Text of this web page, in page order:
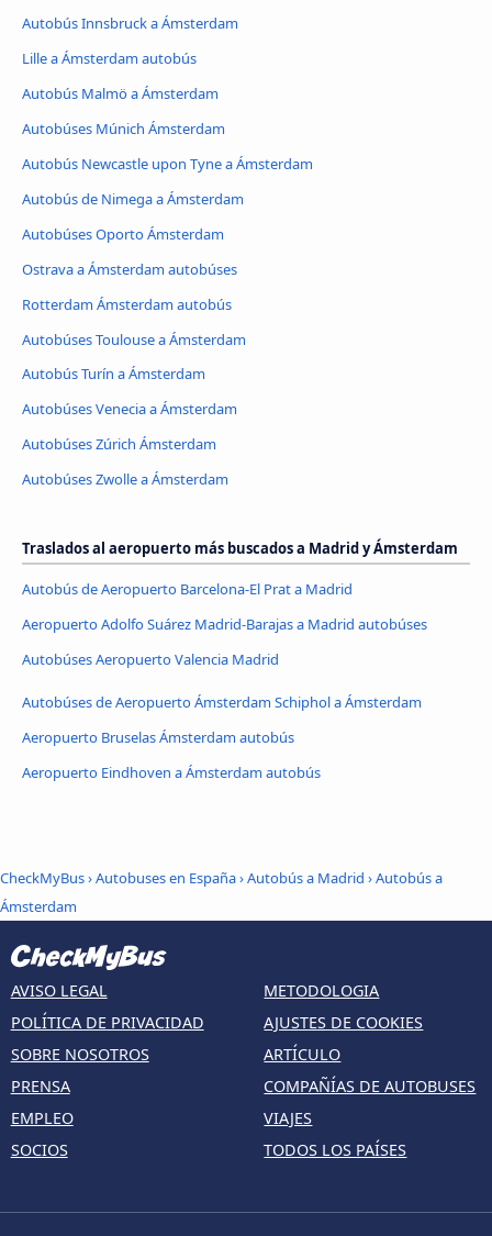
Autobús Innsbruck a Ámsterdam
Lille a Ámsterdam autobús
Autobús Malmö a Ámsterdam
Autobúses Múnich Ámsterdam
Autobús Newcastle upon Tyne a Ámsterdam
Autobús de Nimega a Ámsterdam
Autobúses Oporto Ámsterdam
Ostrava a Ámsterdam autobúses
Rotterdam Ámsterdam autobús
Autobúses Toulouse a Ámsterdam
Autobús Turín a Ámsterdam
Autobúses Venecia a Ámsterdam
Autobúses Zúrich Ámsterdam
Autobúses Zwolle a Ámsterdam
Traslados al aeropuerto más buscados a Madrid y Ámsterdam
Autobús de Aeropuerto Barcelona-El Prat a Madrid
Aeropuerto Adolfo Suárez Madrid-Barajas a Madrid autobúses
Autobúses Aeropuerto Valencia Madrid
Autobúses de Aeropuerto Ámsterdam Schiphol a Ámsterdam
Aeropuerto Bruselas Ámsterdam autobús
Aeropuerto Eindhoven a Ámsterdam autobús
CheckMyBus›Autobuses en España›Autobús a Madrid ›Autobús a
Ámsterdam
AVISO LEGAL
POLÍTICA DE PRIVACIDAD
SOBRE NOSOTROS
PRENSA
EMPLEO
SOCIOS
METODOLOGIA
AJUSTES DE COOKIES
ARTÍCULO
COMPAÑÍAS DE AUTOBUSES
VIAJES
TODOS LOS PAÍSES